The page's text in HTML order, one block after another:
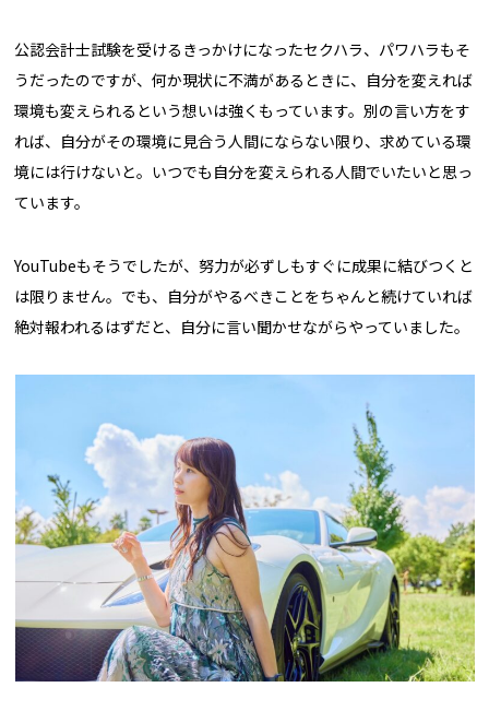
公認会計士試験を受けるきっかけになったセクハラ、パワハラもそ
うだったのですが、何か現状に不満があるときに、自分を変えれば
環境も変えられるという想いは強くもっています。別の言い方をす
れば、自分がその環境に見合う人間にならない限り、求めている環
境には行けないと。いつでも自分を変えられる人間でいたいと思っ
ています。
YouTubeもそうでしたが、努力が必ずしもすぐに成果に結びつくと
は限りません。でも、自分がやるべきことをちゃんと続けていれば
絶対報われるはずだと、自分に言い聞かせながらやっていました。